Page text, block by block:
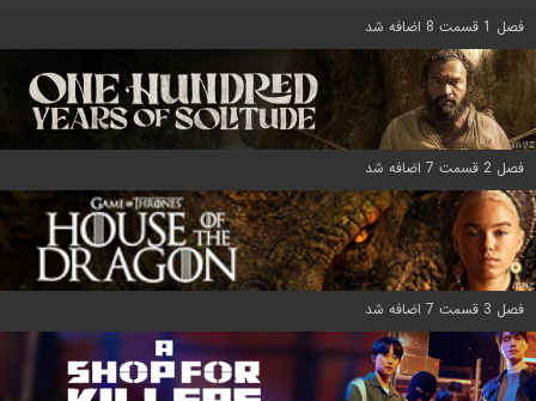
فصل 1 قسمت 8 اضافه شد
فصل 2 قسمت 7 اضافه شد
فصل 3 قسمت 7 اضافه شد